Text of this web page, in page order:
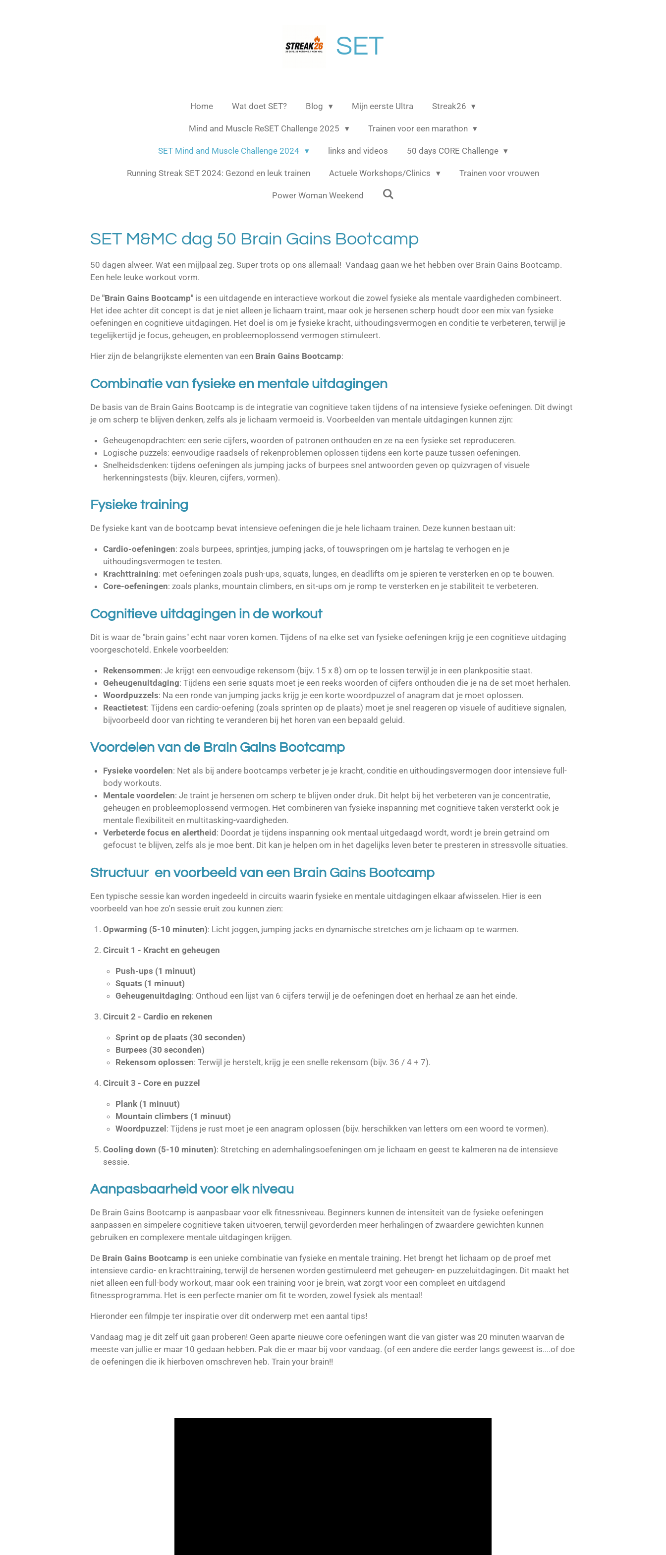
SET
Home Wat doet SET? Blog Mijn eerste Ultra Streak26
Mind and Muscle ReSET Challenge 2025 Trainen voor een marathon
SET Mind and Muscle Challenge 2024 links and videos 50 days CORE Challenge
Running Streak SET 2024: Gezond en leuk trainen Actuele Workshops/Clinics Trainen voor vrouwen
Power Woman Weekend
SET M&MC dag 50 Brain Gains Bootcamp
50 dagen alweer. Wat een mijlpaal zeg. Super trots op ons allemaal! Vandaag gaan we het hebben over Brain Gains Bootcamp.
Een hele leuke workout vorm.
De "Brain Gains Bootcamp" is een uitdagende en interactieve workout die zowel fysieke als mentale vaardigheden combineert.
Het idee achter dit concept is dat je niet alleen je lichaam traint, maar ook je hersenen scherp houdt door een mix van fysieke
oefeningen en cognitieve uitdagingen. Het doel is om je fysieke kracht, uithoudingsvermogen en conditie te verbeteren, terwijl je
tegelijkertijd je focus, geheugen, en probleemoplossend vermogen stimuleert.
Hier zijn de belangrijkste elementen van een Brain Gains Bootcamp:
Combinatie van fysieke en mentale uitdagingen
De basis van de Brain Gains Bootcamp is de integratie van cognitieve taken tijdens of na intensieve fysieke oefeningen. Dit dwingt
je om scherp te blijven denken, zelfs als je lichaam vermoeid is. Voorbeelden van mentale uitdagingen kunnen zijn:
Geheugenopdrachten: een serie cijfers, woorden of patronen onthouden en ze na een fysieke set reproduceren.
Logische puzzels: eenvoudige raadsels of rekenproblemen oplossen tijdens een korte pauze tussen oefeningen.
Snelheidsdenken: tijdens oefeningen als jumping jacks of burpees snel antwoorden geven op quizvragen of visuele
herkenningstests (bijv. kleuren, cijfers, vormen).
Fysieke training
De fysieke kant van de bootcamp bevat intensieve oefeningen die je hele lichaam trainen. Deze kunnen bestaan uit:
Cardio-oefeningen: zoals burpees, sprintjes, jumping jacks, of touwspringen om je hartslag te verhogen en je
uithoudingsvermogen te testen.
Krachttraining: met oefeningen zoals push-ups, squats, lunges, en deadlifts om je spieren te versterken en op te bouwen.
Core-oefeningen: zoals planks, mountain climbers, en sit-ups om je romp te versterken en je stabiliteit te verbeteren.
Cognitieve uitdagingen in de workout
Dit is waar de "brain gains" echt naar voren komen. Tijdens of na elke set van fysieke oefeningen krijg je een cognitieve uitdaging
voorgeschoteld. Enkele voorbeelden:
Rekensommen: Je krijgt een eenvoudige rekensom (bijv. 15 x 8) om op te lossen terwijl je in een plankpositie staat.
Geheugenuitdaging: Tijdens een serie squats moet je een reeks woorden of cijfers onthouden die je na de set moet herhalen.
Woordpuzzels: Na een ronde van jumping jacks krijg je een korte woordpuzzel of anagram dat je moet oplossen.
Reactietest: Tijdens een cardio-oefening (zoals sprinten op de plaats) moet je snel reageren op visuele of auditieve signalen,
bijvoorbeeld door van richting te veranderen bij het horen van een bepaald geluid.
Voordelen van de Brain Gains Bootcamp
Fysieke voordelen: Net als bij andere bootcamps verbeter je je kracht, conditie en uithoudingsvermogen door intensieve full-
body workouts.
Mentale voordelen: Je traint je hersenen om scherp te blijven onder druk. Dit helpt bij het verbeteren van je concentratie,
geheugen en probleemoplossend vermogen. Het combineren van fysieke inspanning met cognitieve taken versterkt ook je
mentale flexibiliteit en multitasking-vaardigheden.
Verbeterde focus en alertheid : Doordat je tijdens inspanning ook mentaal uitgedaagd wordt, wordt je brein getraind om
gefocust te blijven, zelfs als je moe bent. Dit kan je helpen om in het dagelijks leven beter te presteren in stressvolle situaties.
Structuur en voorbeeld van een Brain Gains Bootcamp
Een typische sessie kan worden ingedeeld in circuits waarin fysieke en mentale uitdagingen elkaar afwisselen. Hier is een
voorbeeld van hoe zo'n sessie eruit zou kunnen zien:
Opwarming (5-10 minuten): Licht joggen, jumping jacks en dynamische stretches om je lichaam op te warmen.
Circuit 1 - Kracht en geheugen
Push-ups (1 minuut)
Squats (1 minuut)
Geheugenuitdaging: Onthoud een lijst van 6 cijfers terwijl je de oefeningen doet en herhaal ze aan het einde.
Circuit 2 - Cardio en rekenen
Sprint op de plaats (30 seconden)
Burpees (30 seconden)
Rekensom oplossen: Terwijl je herstelt, krijg je een snelle rekensom (bijv. 36 / 4 + 7).
Circuit 3 - Core en puzzel
Plank (1 minuut)
Mountain climbers (1 minuut)
Woordpuzzel: Tijdens je rust moet je een anagram oplossen (bijv. herschikken van letters om een woord te vormen).
Cooling down (5-10 minuten): Stretching en ademhalingsoefeningen om je lichaam en geest te kalmeren na de intensieve
sessie.
Aanpasbaarheid voor elk niveau
De Brain Gains Bootcamp is aanpasbaar voor elk fitnessniveau. Beginners kunnen de intensiteit van de fysieke oefeningen
aanpassen en simpelere cognitieve taken uitvoeren, terwijl gevorderden meer herhalingen of zwaardere gewichten kunnen
gebruiken en complexere mentale uitdagingen krijgen.
De Brain Gains Bootcamp is een unieke combinatie van fysieke en mentale training. Het brengt het lichaam op de proef met
intensieve cardio- en krachttraining, terwijl de hersenen worden gestimuleerd met geheugen- en puzzeluitdagingen. Dit maakt het
niet alleen een full-body workout, maar ook een training voor je brein, wat zorgt voor een compleet en uitdagend
fitnessprogramma. Het is een perfecte manier om fit te worden, zowel fysiek als mentaal!
Hieronder een filmpje ter inspiratie over dit onderwerp met een aantal tips!
Vandaag mag je dit zelf uit gaan proberen! Geen aparte nieuwe core oefeningen want die van gister was 20 minuten waarvan de
meeste van jullie er maar 10 gedaan hebben. Pak die er maar bij voor vandaag. (of een andere die eerder langs geweest is....of doe
de oefeningen die ik hierboven omschreven heb. Train your brain!!